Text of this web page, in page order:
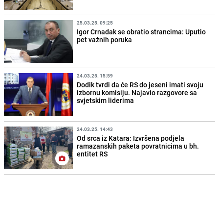
25.03.25. 09:25
Igor Crnadak se obratio strancima: Uputio
pet važnih poruka
24.03.25. 15:59
Dodik tvrdi da će RS do jeseni imati svoju
izbornu komisiju. Najavio razgovore sa
svjetskim liderima
24.03.25. 14:43
Od srca iz Katara: Izvršena podjela
ramazanskih paketa povratnicima u bh.
entitet RS